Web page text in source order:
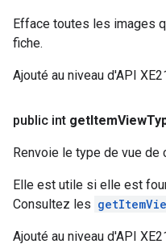
Efface toutes les images
fiche.
Ajouté au niveau d'API
public int getItemView
Renvoie le type de vue
Elle est utile si elle est
Consultez les
Ajouté au niveau d'API